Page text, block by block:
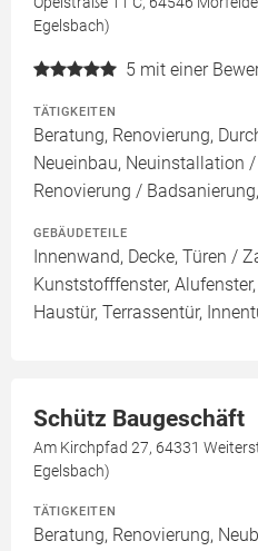
Egelsbach)
5 mit einer
TÄTIGKEITEN
Beratung, Renovierung,
Neueinbau, Neuinstallation
Renovierung /
GEBÄUDETEILE
Innenwand, Decke, Türen /
Kunststofffenster,
Haustür, Terrassentür,
Schütz Baugeschäft
Am Kirchpfad 27, 64331
Egelsbach)
TÄTIGKEITEN
Beratung, Renovierung,